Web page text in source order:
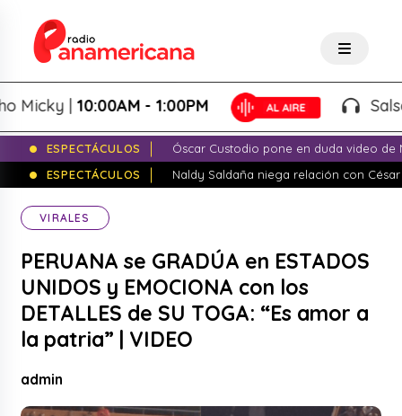
|10:00AM - 1:00PM Salsa de
ESPECTÁCULOS
Óscar Custodio pone en duda video de
ESPECTÁCULOS
Naldy Saldaña niega relación con
VIRALES
PERUANA se GRADÚA en ESTADOS
UNIDOS y EMOCIONA con los
DETALLES de SU TOGA: “Es amor a
la patria” | VIDEO
admin